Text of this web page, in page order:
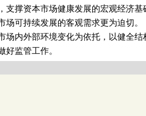
支撑资本市场健康发展的宏观经济基
可持续发展的客观需求更为迫切。
内外部环境变化为依托，以健全结
监管工作。